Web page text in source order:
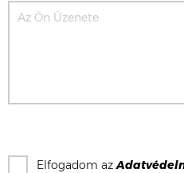
Elfogadom az